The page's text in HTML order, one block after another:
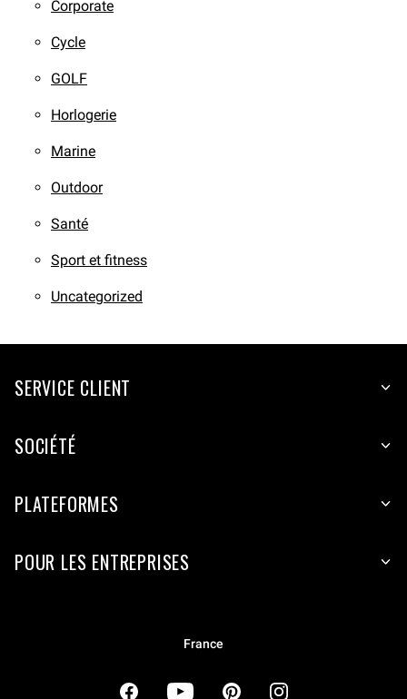
Corporate
Cycle
GOLF
Horlogerie
Marine
Outdoor
Santé
Sport et fitness
Uncategorized
SERVICE CLIENT
SOCIÉTÉ
PLATEFORMES
POUR LES ENTREPRISES
France